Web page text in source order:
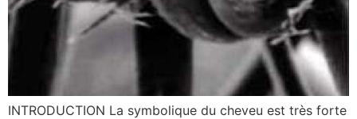
INTRODUCTION La symbolique du cheveu est très forte